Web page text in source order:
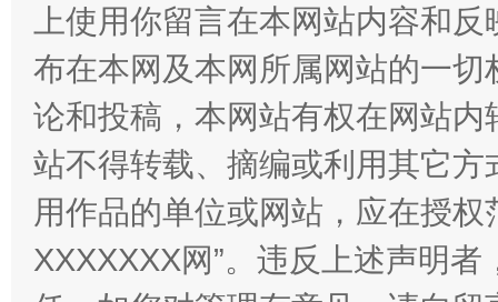
国家大学科技园优化重塑工作
上使用你留言在本网站内容和
布在本网及本网所属网站的一
论和投稿，本网站有权在网站
站不得转载、摘编或利用其它
用作品的单位或网站，应在授
XXXXXXX网”。违反上述声明